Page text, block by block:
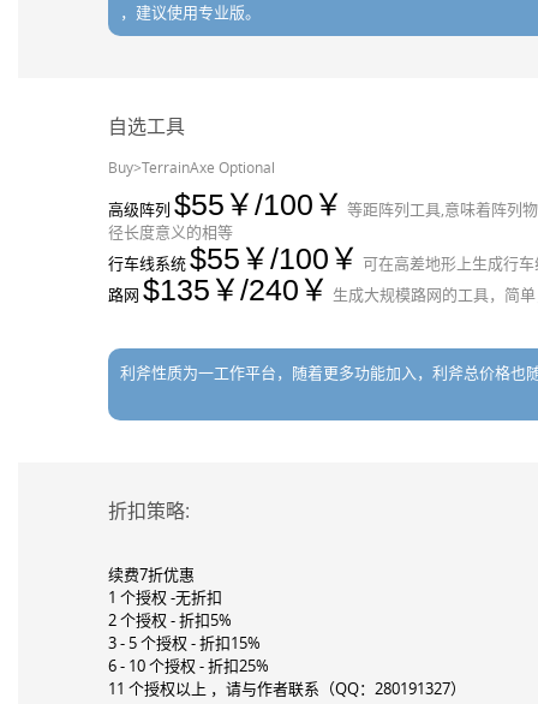
，建议使用专业版。
自选工具
Buy>TerrainAxe Optional
高级阵列 55￥/100￥ 等距阵列工具,意味着阵列
径长度意义的相等
行车线系统
55￥/100￥ 可在高差地形上生成行
路网
135￥/240￥ 生成大规模路网的工具，简
利斧性质为一工作平台，随着更多功能加入，利斧总价格也
折扣策略:
续费7折优惠
1 个授权 -无折扣
2 个授权 - 折扣5%
3 - 5 个授权 - 折扣15%
6 - 10 个授权 - 折扣25%
11 个授权以上 ，请与作者联系（QQ：280191327）